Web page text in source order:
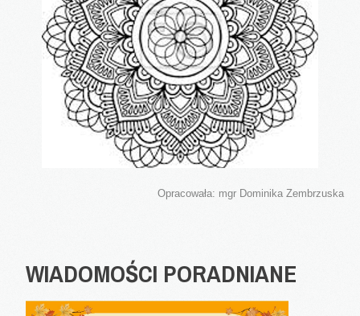
Opracowała: mgr Dominika Zembrzuska
WIADOMOŚCI PORADNIANE